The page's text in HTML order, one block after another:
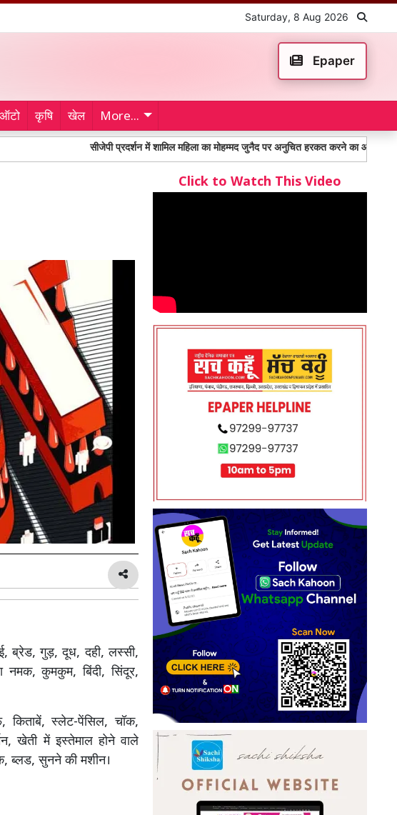
Saturday, 8 Aug 2026
Epaper
कृषि खेल More...
सीजेपी प्रदर्शन में शामिल महिला का मोहम्मद जुनैद पर अनुचित हरकत करने का आरोप
ब्रेड, गुड़, दूध, दही, लस्सी,
नमक, कुमकुम, बिंदी, सिंदूर,
किताबें, स्लेट-पेंसिल, चॉक,
खेती में इस्तेमाल होने वाले
ब्लड, सुनने की मशीन।
Click to Watch This Video